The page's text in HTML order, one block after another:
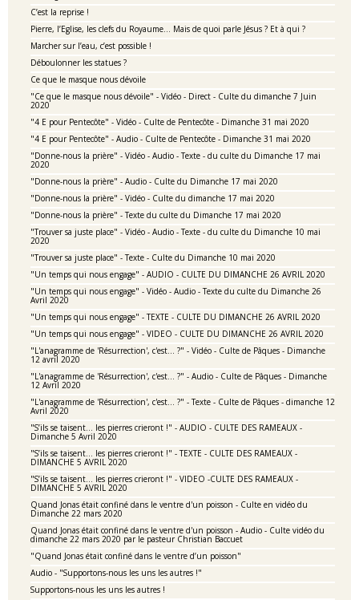
C’est la reprise !
Pierre, l’Eglise, les clefs du Royaume… Mais de quoi parle Jésus ? Et à qui ?
Marcher sur l’eau, c’est possible !
Déboulonner les statues ?
Ce que le masque nous dévoile
"Ce que le masque nous dévoile" - Vidéo - Direct - Culte du dimanche 7 Juin
2020
"4 E pour Pentecôte" - Vidéo - Culte de Pentecôte - Dimanche 31 mai 2020
"4 E pour Pentecôte" - Audio - Culte de Pentecôte - Dimanche 31 mai 2020
"Donne-nous la prière" - Vidéo - Audio - Texte - du culte du Dimanche 17 mai
2020
"Donne-nous la prière" - Audio - Culte du Dimanche 17 mai 2020
"Donne-nous la prière" - Vidéo - Culte du dimanche 17 mai 2020
"Donne-nous la prière" - Texte du culte du Dimanche 17 mai 2020
"Trouver sa juste place" - Vidéo - Audio - Texte - du culte du Dimanche 10 mai
2020
"Trouver sa juste place" - Texte - Culte du Dimanche 10 mai 2020
"Un temps qui nous engage" - AUDIO - CULTE DU DIMANCHE 26 AVRIL 2020
"Un temps qui nous engage" - Vidéo - Audio - Texte du culte du Dimanche 26
Avril 2020
"Un temps qui nous engage" - TEXTE - CULTE DU DIMANCHE 26 AVRIL 2020
"Un temps qui nous engage" - VIDEO - CULTE DU DIMANCHE 26 AVRIL 2020
"L'anagramme de 'Résurrection', c'est... ?" - Vidéo - Culte de Pâques - Dimanche
12 avril 2020
"L'anagramme de 'Résurrection', c'est... ?" - Audio - Culte de Pâques - Dimanche
12 Avril 2020
"L'anagramme de 'Résurrection', c'est... ?" - Texte - Culte de Pâques - dimanche 12
Avril 2020
"S’ils se taisent… les pierres crieront !" - AUDIO - CULTE DES RAMEAUX -
Dimanche 5 Avril 2020
"S’ils se taisent… les pierres crieront !" - TEXTE - CULTE DES RAMEAUX -
DIMANCHE 5 AVRIL 2020
"S’ils se taisent… les pierres crieront !" - VIDEO -CULTE DES RAMEAUX -
DIMANCHE 5 AVRIL 2020
Quand Jonas était confiné dans le ventre d'un poisson - Culte en vidéo du
Dimanche 22 mars 2020
Quand Jonas était confiné dans le ventre d'un poisson - Audio - Culte vidéo du
dimanche 22 mars 2020 par le pasteur Christian Baccuet
"Quand Jonas était confiné dans le ventre d’un poisson"
Audio - "Supportons-nous les uns les autres !"
Supportons-nous les uns les autres !